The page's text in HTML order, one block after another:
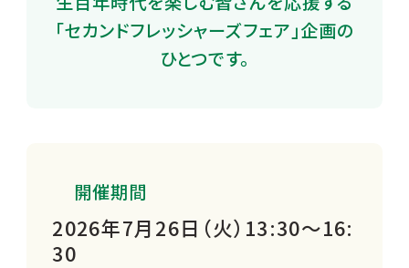
「セカンドフレッシャーズフェア」企画の
ひとつです。
開催期間
2026年7月26日（火）13:30～16:
30